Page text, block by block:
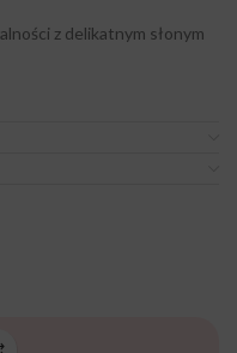
z delikatnym słonym